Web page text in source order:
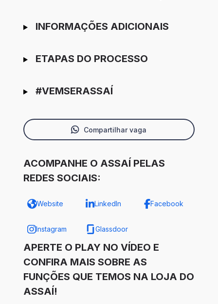
INFORMAÇÕES ADICIONAIS
ETAPAS DO PROCESSO
#VEMSERASSAÍ
Compartilhar vaga
ACOMPANHE O ASSAÍ PELAS
REDES SOCIAIS:
Website LinkedIn Facebook
Instagram Glassdoor
APERTE O PLAY NO VÍDEO E
CONFIRA MAIS SOBRE AS
FUNÇÕES QUE TEMOS NA LOJA DO
ASSAÍ!